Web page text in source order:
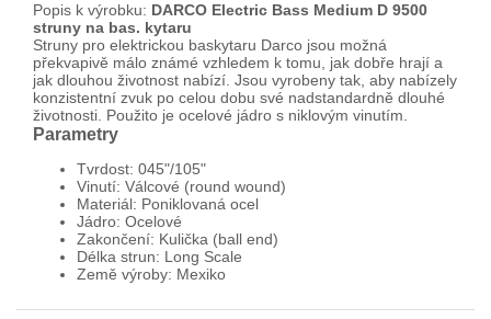
Popis k výrobku: DARCO Electric Bass Medium D 9500
struny na bas. kytaru
Struny pro elektrickou baskytaru Darco jsou možná
překvapivě málo známé vzhledem k tomu, jak dobře hrají a
jak dlouhou životnost nabízí. Jsou vyrobeny tak, aby nabízely
konzistentní zvuk po celou dobu své nadstandardně dlouhé
životnosti. Použito je ocelové jádro s niklovým vinutím.
Parametry
Tvrdost: 045"/105"
Vinutí: Válcové (round wound)
Materiál: Poniklovaná ocel
Jádro: Ocelové
Zakončení: Kulička (ball end)
Délka strun: Long Scale
Země výroby: Mexiko